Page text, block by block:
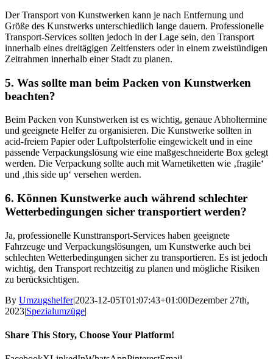
Der Transport von Kunstwerken kann je nach Entfernung und
Größe des Kunstwerks unterschiedlich lange dauern. Professionelle
Transport-Services sollten jedoch in der Lage sein, den Transport
innerhalb eines dreitägigen Zeitfensters oder in einem zweistündigen
Zeitrahmen innerhalb einer Stadt zu planen.
5. Was sollte man beim Packen von Kunstwerken
beachten?
Beim Packen von Kunstwerken ist es wichtig, genaue Abholtermine
und geeignete Helfer zu organisieren. Die Kunstwerke sollten in
acid-freiem Papier oder Luftpolsterfolie eingewickelt und in eine
passende Verpackungslösung wie eine maßgeschneiderte Box gelegt
werden. Die Verpackung sollte auch mit Warnetiketten wie ‚fragile‘
und ‚this side up‘ versehen werden.
6. Können Kunstwerke auch während schlechter
Wetterbedingungen sicher transportiert werden?
Ja, professionelle Kunsttransport-Services haben geeignete
Fahrzeuge und Verpackungslösungen, um Kunstwerke auch bei
schlechten Wetterbedingungen sicher zu transportieren. Es ist jedoch
wichtig, den Transport rechtzeitig zu planen und mögliche Risiken
zu berücksichtigen.
By Umzugshelfer|2023-12-05T01:07:43+01:00Dezember 27th,
2023|Spezialumzüge|
Share This Story, Choose Your Platform!